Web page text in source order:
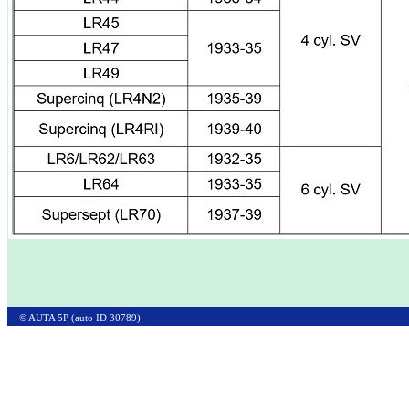
© AUTA 5P (auto ID 30789)